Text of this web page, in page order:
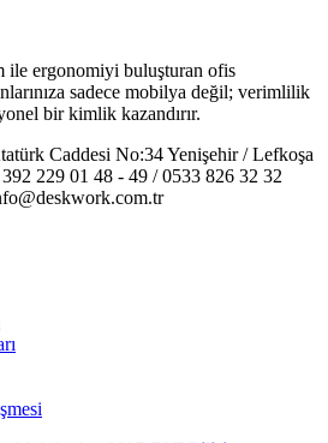
ile ergonomiyi buluşturan ofis
sadece mobilya değil; verimlilik
bir kimlik kazandırır.
Caddesi No:34 Yenişehir / Lefkoşa
229 01 48 - 49 / 0533 826 32 32